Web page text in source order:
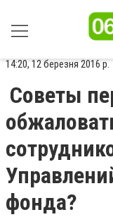
14:20, 12 березня 2016 р.
Советы
фонда?